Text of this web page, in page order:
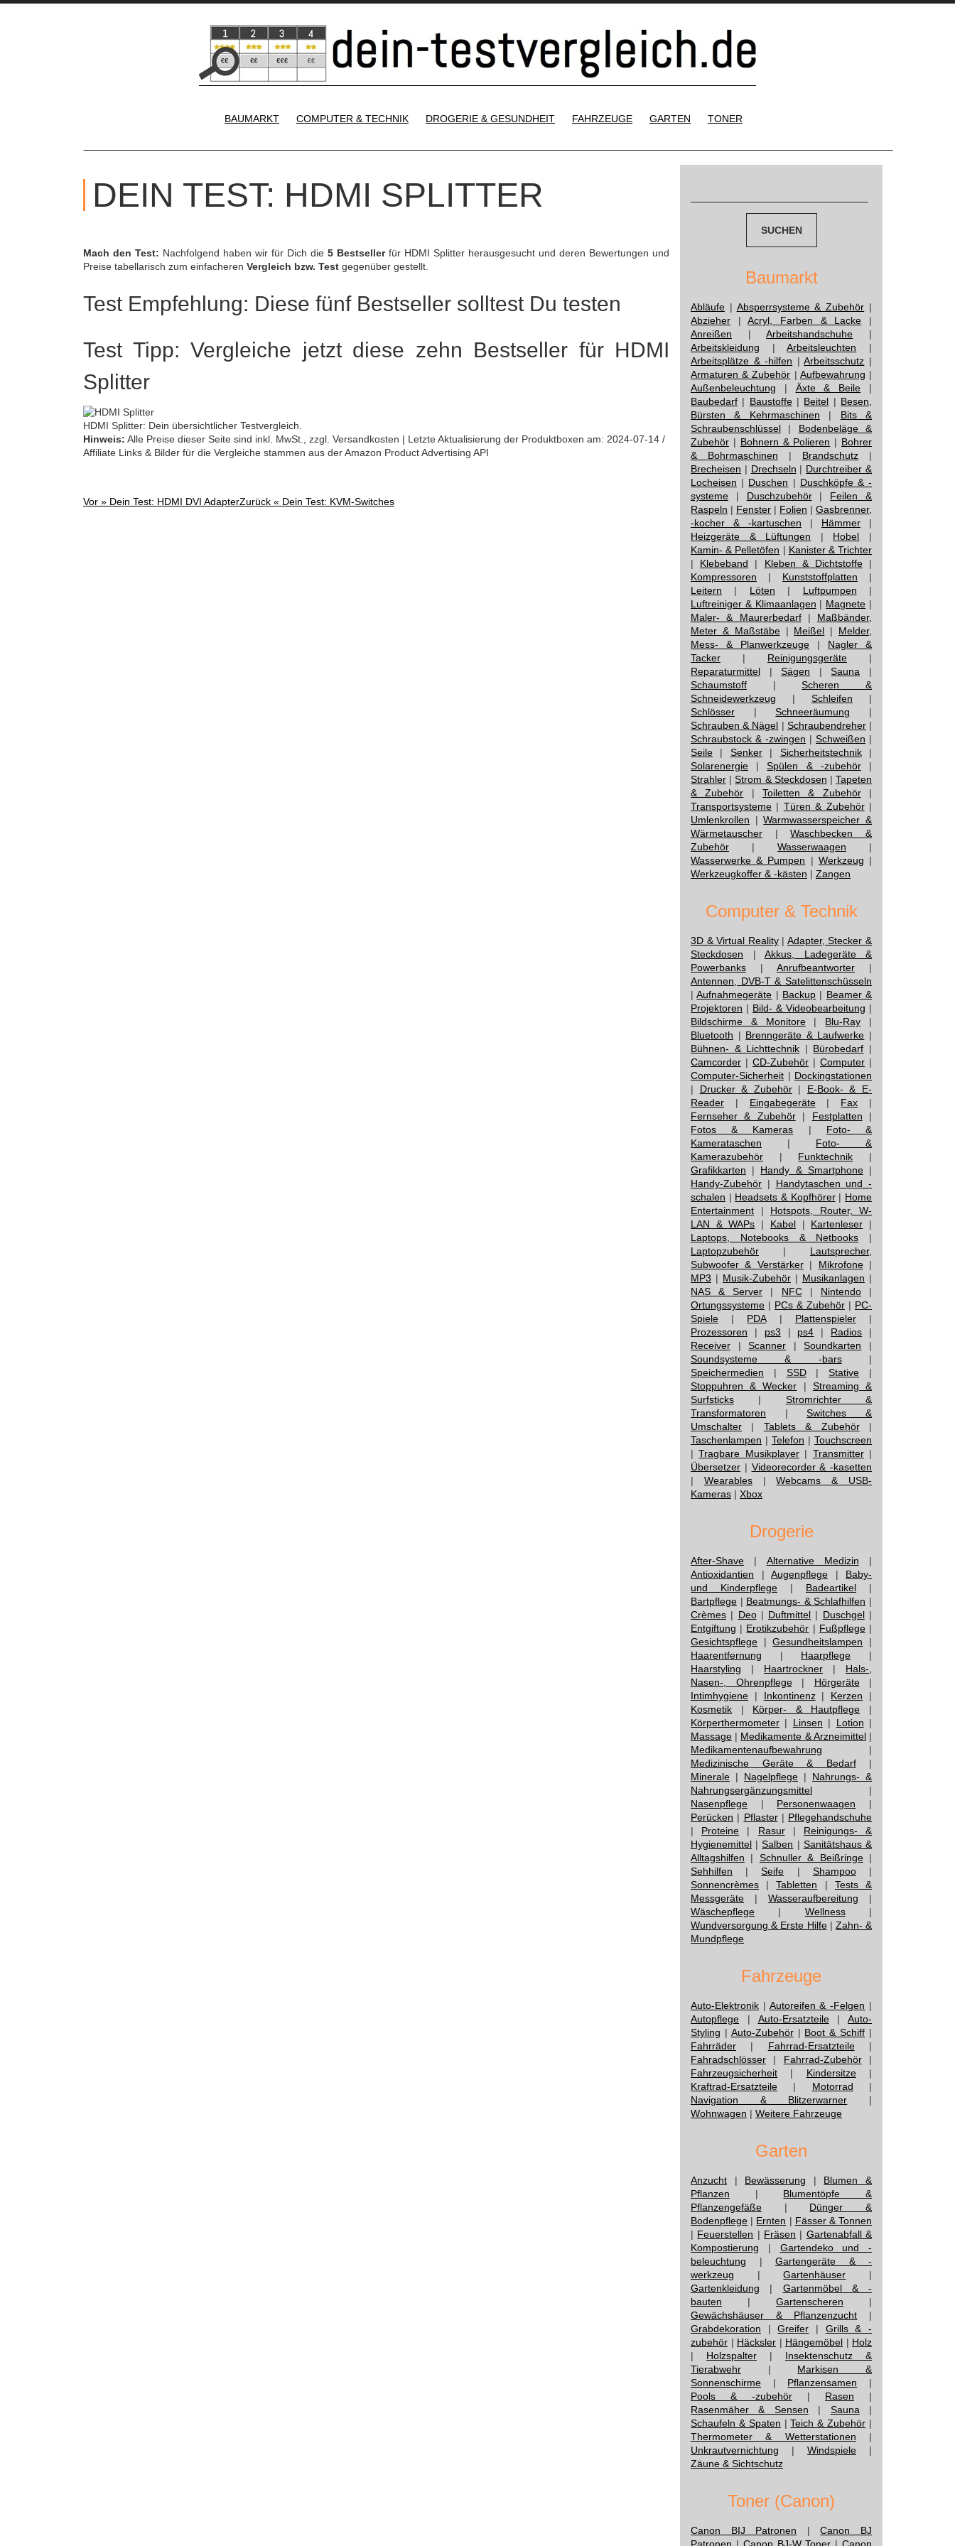
BAUMARKT
COMPUTER & TECHNIK DROGERIE & GESUNDHEIT FAHRZEUGE GARTEN TONER
DEIN TEST: HDMI SPLITTER
Mach den Test: Nachfolgend haben wir für Dich die 5 Bestsellerfür HDMI Splitter herausgesucht und deren Bewertungen und
Preise tabellarisch zum einfacheren Vergleich bzw. Test gegenüber gestellt.
Test Empfehlung: Diese fünf Bestseller solltest Du testen
Test Tipp: Vergleiche jetzt diese zehn Bestseller für HDMI
Splitter
HDMI Splitter: Dein übersichtlicher Testvergleich.
Hinweis: Alle Preise dieser Seite sind inkl. MwSt., zzgl. Versandkosten | Letzte Aktualisierung der Produktboxen am: 2024-07-14 /
Affiliate Links & Bilder für die Vergleiche stammen aus der Amazon Product Advertising API
Post
Vor » Dein Test: HDMI DVI AdapterZurück « Dein Test: KVM-Switches
Baumarkt
Abläufe | Absperrsysteme & Zubehör |
Abzieher |Acryl, Farben & Lacke |
Anreißen |Arbeitshandschuhe |
Arbeitskleidung |Arbeitsleuchten |
Arbeitsplätze & -hilfen |Arbeitsschutz |
Armaturen & Zubehör | Aufbewahrung |
Außenbeleuchtung | Äxte & Beile |
Baubedarf | Baustoffe| Beitel | Besen,
Bürsten & Kehrmaschinen | Bits &
Schraubenschlüssel | Bodenbeläge &
Zubehör | Bohnern & Polieren | Bohrer
& Bohrmaschinen | Brandschutz |
Brecheisen | Drechseln | Durchtreiber &
Locheisen | Duschen | Duschköpfe & -
systeme | Duschzubehör| Feilen &
Raspeln | Fenster | Folien | Gasbrenner,
-kocher & -kartuschen | Hämmer |
Heizgeräte & Lüftungen | Hobel |
Kamin- & Pelletöfen | Kanister & Trichter
| Klebeband | Kleben & Dichtstoffe|
Kompressoren | Kunststoffplatten |
Leitern | Löten | Luftpumpen |
Luftreiniger & Klimaanlagen | Magnete |
Maler- & Maurerbedarf| Maßbänder,
Meter & Maßstäbe| Meißel | Melder,
Mess- & Planwerkzeuge | Nagler &
Tacker | Reinigungsgeräte |
Reparaturmittel |Sägen |Sauna |
Schaumstoff |Scheren &
Schneidewerkzeug | Schleifen |
Schlösser |Schneeräumung |
Schrauben & Nägel | Schraubendreher|
Schraubstock & -zwingen | Schweißen |
Seile | Senker| Sicherheitstechnik|
Solarenergie |Spülen & -zubehör|
Strahler |Strom & Steckdosen |Tapeten
& Zubehör |Toiletten & Zubehör|
Transportsysteme | Türen & Zubehör|
Umlenkrollen |Warmwasserspeicher &
Wärmetauscher |Waschbecken &
Zubehör | Wasserwaagen |
Wasserwerke & Pumpen | Werkzeug |
Werkzeugkoffer & -kästen | Zangen
Computer & Technik
3D & Virtual Reality| Adapter, Stecker &
Steckdosen | Akkus, Ladegeräte &
Powerbanks | Anrufbeantworter |
Antennen, DVB-T & Satelittenschüsseln
|Aufnahmegeräte | Backup | Beamer &
Projektoren | Bild- & Videobearbeitung |
Bildschirme & Monitore| Blu-Ray |
Bluetooth | Brenngeräte & Laufwerke |
Bühnen- & Lichttechnik | Bürobedarf |
Camcorder | CD-Zubehör | Computer |
Computer-Sicherheit | Dockingstationen
| Drucker & Zubehör| E-Book- & E-
Reader | Eingabegeräte| Fax |
Fernseher & Zubehör| Festplatten |
Fotos & Kameras | Foto- &
Kamerataschen | Foto- &
Kamerazubehör | Funktechnik |
Grafikkarten | Handy & Smartphone|
Handy-Zubehör | Handytaschen und -
schalen | Headsets & Kopfhörer| Home
Entertainment | Hotspots, Router, W-
LAN & WAPs | Kabel| Kartenleser |
Laptops, Notebooks & Netbooks |
Laptopzubehör | Lautsprecher,
Subwoofer & Verstärker| Mikrofone|
MP3 | Musik-Zubehör | Musikanlagen |
NAS & Server | NFC| Nintendo|
Ortungssysteme | PCs & Zubehör | PC-
Spiele | PDA| Plattenspieler|
Prozessoren | ps3 | ps4 | Radios |
Receiver |Scanner |Soundkarten |
Soundsysteme & -bars|
Speichermedien | SSD|Stative |
Stoppuhren & Wecker | Streaming &
Surfsticks | Stromrichter &
Transformatoren |Switches &
Umschalter | Tablets & Zubehör|
Taschenlampen | Telefon | Touchscreen
|Tragbare Musikplayer| Transmitter|
Übersetzer | Videorecorder & -kasetten
| Wearables|Webcams & USB-
Kameras | Xbox
Drogerie
After-Shave | Alternative Medizin |
Antioxidantien | Augenpflege | Baby-
und Kinderpflege | Badeartikel |
Bartpflege | Beatmungs- & Schlafhilfen |
Crèmes | Deo| Duftmittel | Duschgel|
Entgiftung | Erotikzubehör | Fußpflege|
Gesichtspflege |Gesundheitslampen |
Haarentfernung | Haarpflege |
Haarstyling | Haartrockner | Hals-,
Nasen-, Ohrenpflege| Hörgeräte|
Intimhygiene | Inkontinenz| Kerzen |
Kosmetik | Körper- & Hautpflege |
Körperthermometer | Linsen | Lotion |
Massage | Medikamente & Arzneimittel|
Medikamentenaufbewahrung |
Medizinische Geräte & Bedarf|
Minerale | Nagelpflege | Nahrungs- &
Nahrungsergänzungsmittel |
Nasenpflege | Personenwaagen |
Perücken | Pflaster| Pflegehandschuhe
| Proteine | Rasur| Reinigungs- &
Hygienemittel |Salben | Sanitätshaus &
Alltagshilfen | Schnuller & Beißringe|
Sehhilfen |Seife | Shampoo|
Sonnencrèmes |Tabletten | Tests &
Messgeräte | Wasseraufbereitung |
Wäschepflege | Wellness|
Wundversorgung & Erste Hilfe| Zahn- &
Mundpflege
Fahrzeuge
Auto-Elektronik | Autoreifen & -Felgen |
Autopflege | Auto-Ersatzteile| Auto-
Styling | Auto-Zubehör| Boot & Schiff |
Fahrräder | Fahrrad-Ersatzteile|
Fahradschlösser | Fahrrad-Zubehör|
Fahrzeugsicherheit | Kindersitze|
Kraftrad-Ersatzteile | Motorrad |
Navigation & Blitzerwarner |
Wohnwagen | Weitere Fahrzeuge
Garten
Anzucht | Bewässerung | Blumen &
Pflanzen | Blumentöpfe &
Pflanzengefäße | Dünger &
Bodenpflege | Ernten | Fässer & Tonnen
| Feuerstellen | Fräsen | Gartenabfall &
Kompostierung | Gartendeko und -
beleuchtung | Gartengeräte & -
werkzeug |Gartenhäuser |
Gartenkleidung | Gartenmöbel & -
bauten | Gartenscheren |
Gewächshäuser & Pflanzenzucht |
Grabdekoration |Greifer | Grills & -
zubehör | Häcksler | Hängemöbel | Holz
| Holzspalter | Insektenschutz &
Tierabwehr | Markisen &
Sonnenschirme | Pflanzensamen |
Pools & -zubehör | Rasen |
Rasenmäher & Sensen | Sauna |
Schaufeln & Spaten |Teich & Zubehör |
Thermometer & Wetterstationen |
Unkrautvernichtung | Windspiele |
Zäune & Sichtschutz
Toner (Canon)
Canon BIJ Patronen |Canon BJ